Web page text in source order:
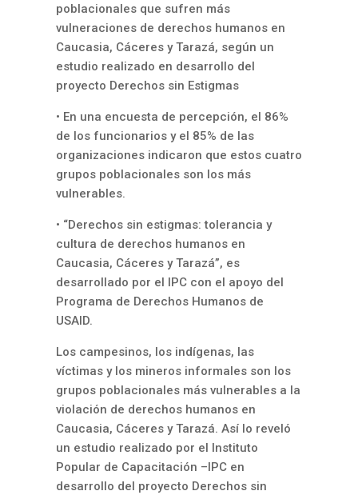
poblacionales que sufren más
vulneraciones de derechos humanos en
Caucasia, Cáceres y Tarazá, según un
estudio realizado en desarrollo del
proyecto Derechos sin Estigmas
• En una encuesta de percepción, el 86%
de los funcionarios y el 85% de las
organizaciones indicaron que estos cuatro
grupos poblacionales son los más
vulnerables.
• “Derechos sin estigmas: tolerancia y
cultura de derechos humanos en
Caucasia, Cáceres y Tarazá”, es
desarrollado por el IPC con el apoyo del
Programa de Derechos Humanos de
USAID.
Los campesinos, los indígenas, las
víctimas y los mineros informales son los
grupos poblacionales más vulnerables a la
violación de derechos humanos en
Caucasia, Cáceres y Tarazá. Así lo reveló
un estudio realizado por el Instituto
Popular de Capacitación –IPC en
desarrollo del proyecto Derechos sin